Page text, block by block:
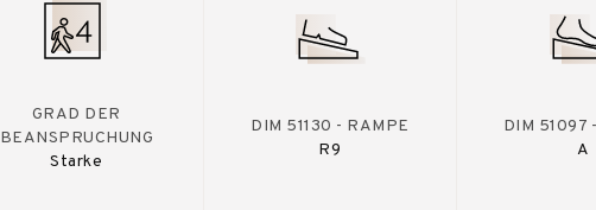
GRAD DER
BEANSPRUCHUNG
Starke
DIM 51130 - RAMPE
R9
DIM 51097
A